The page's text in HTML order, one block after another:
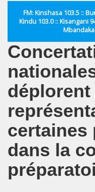
FM: Kinshasa 103.5 ::
Kindu 103.0 :: Kisangani
certaines
dans la